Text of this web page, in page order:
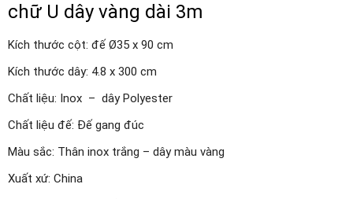
chữ U dây vàng dài 3m
Kích thước cột: đế Ø35 x 90 cm
Kích thước dây: 4.8 x 300 cm
Chất liệu: Inox – dây Polyester
Chất liệu đế: Đế gang đúc
Màu sắc: Thân inox trắng – dây màu vàng
Xuất xứ: China